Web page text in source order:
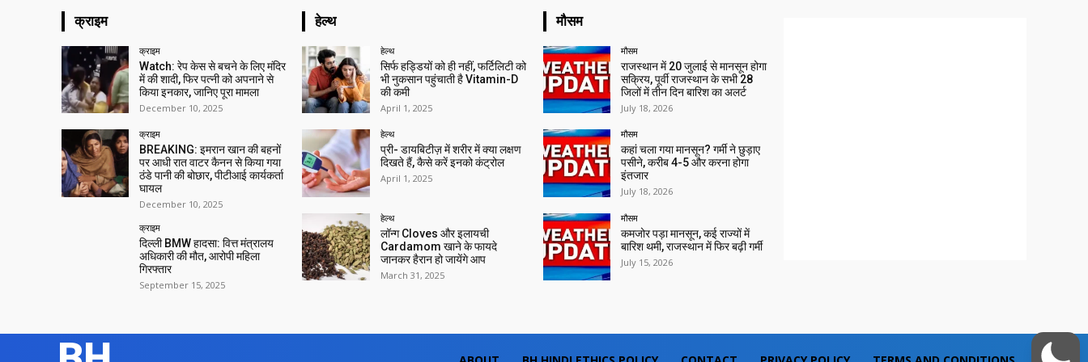
क्राइम
क्राइम
Watch: रेप केस से बचने के लिए मंदिर
में की शादी, फिर पत्नी को अपनाने से
किया इनकार, जानिए पूरा मामला
December 10, 2025
क्राइम
BREAKING: इमरान खान की बहनों
पर आधी रात वाटर कैनन से किया गया
ठंडे पानी की बोछार, पीटीआई कार्यकर्ता
घायल
December 10, 2025
क्राइम
दिल्ली BMW हादसा: वित्त मंत्रालय
अधिकारी की मौत, आरोपी महिला
गिरफ्तार
September 15, 2025
हेल्थ
हेल्थ
सिर्फ हड्डियों को ही नहीं, फर्टिलिटी को
भी नुकसान पहुंचाती है Vitamin-D
की कमी
April 1, 2025
हेल्थ
प्री- डायबिटीज़ में शरीर में क्या लक्षण
दिखते हैं, कैसे करें इनको कंट्रोल
April 1, 2025
हेल्थ
लॉन्ग Cloves और इलायची
Cardamom खाने के फायदे
जानकर हैरान हो जायेंगे आप
March 31, 2025
मौसम
मौसम
राजस्थान में 20 जुलाई से मानसून होगा
सक्रिय, पूर्वी राजस्थान के सभी 28
जिलों में तीन दिन बारिश का अलर्ट
July 18, 2026
मौसम
कहां चला गया मानसून? गर्मी ने छुड़ाए
पसीने, करीब 4-5 और करना होगा
इंतजार
July 18, 2026
मौसम
कमजोर पड़ा मानसून, कई राज्यों में
बारिश थमी, राजस्थान में फिर बढ़ी गर्मी
July 15, 2026